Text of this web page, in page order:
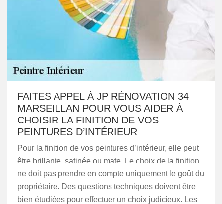
FAITES APPEL À JP RÉNOVATION 34
MARSEILLAN POUR VOUS AIDER À
CHOISIR LA FINITION DE VOS
PEINTURES D’INTÉRIEUR
Pour la finition de vos peintures d’intérieur, elle peut
être brillante, satinée ou mate. Le choix de la finition
ne doit pas prendre en compte uniquement le goût du
propriétaire. Des questions techniques doivent être
bien étudiées pour effectuer un choix judicieux. Les